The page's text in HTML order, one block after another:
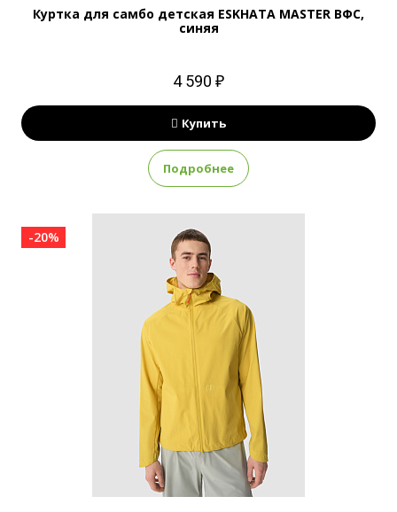
Куртка для самбо детская ESKHATA MASTER ВФС,
синяя
4 590 ₽
Купить
Подробнее
-20%